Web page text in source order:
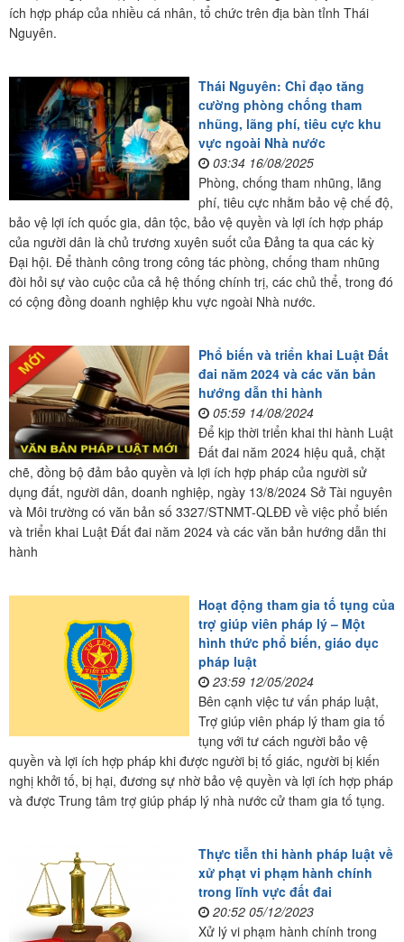
ích hợp pháp của nhiều cá nhân, tổ chức trên địa bàn tỉnh Thái
Nguyên.
Thái Nguyên: Chỉ đạo tăng
cường phòng chống tham
nhũng, lãng phí, tiêu cực khu
vực ngoài Nhà nước
03:34 16/08/2025
Phòng, chống tham nhũng, lãng
phí, tiêu cực nhằm bảo vệ chế độ,
bảo vệ lợi ích quốc gia, dân tộc, bảo vệ quyền và lợi ích hợp pháp
của người dân là chủ trương xuyên suốt của Đảng ta qua các kỳ
Đại hội. Để thành công trong công tác phòng, chống tham nhũng
đòi hỏi sự vào cuộc của cả hệ thống chính trị, các chủ thể, trong đó
có cộng đồng doanh nghiệp khu vực ngoài Nhà nước.
Phổ biến và triển khai Luật Đất
đai năm 2024 và các văn bản
hướng dẫn thi hành
05:59 14/08/2024
Để kịp thời triển khai thi hành Luật
Đất đai năm 2024 hiệu quả, chặt
chẽ, đồng bộ đảm bảo quyền và lợi ích hợp pháp của người sử
dụng đất, người dân, doanh nghiệp, ngày 13/8/2024 Sở Tài nguyên
và Môi trường có văn bản số 3327/STNMT-QLĐĐ về việc phổ biến
và triển khai Luật Đất đai năm 2024 và các văn bản hướng dẫn thi
hành
Hoạt động tham gia tố tụng của
trợ giúp viên pháp lý – Một
hình thức phổ biến, giáo dục
pháp luật
23:59 12/05/2024
Bên cạnh việc tư vấn pháp luật,
Trợ giúp viên pháp lý tham gia tố
tụng với tư cách người bảo vệ
quyền và lợi ích hợp pháp khi được người bị tố giác, người bị kiến
nghị khởi tố, bị hại, đương sự nhờ bảo vệ quyền và lợi ích hợp pháp
và được Trung tâm trợ giúp pháp lý nhà nước cử tham gia tố tụng.
Thực tiễn thi hành pháp luật về
xử phạt vi phạm hành chính
trong lĩnh vực đất đai
20:52 05/12/2023
Xử lý vi phạm hành chính trong